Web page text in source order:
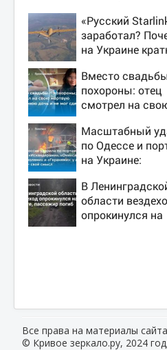
«Русский
заработал?
на Украине
точность
по объектам ВСУ
Вместо
похороны: отец
смотрел на
дочь и не мог
сдержать слезы
Масштабный
по Одессе и
на Украине:
подробности об
ударах России 9
августа 2026
В
области
опрокинулся на
Все права на материалы
© Кривое зеркало.ру, 2024